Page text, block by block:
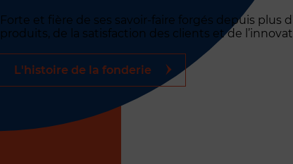
Forte et fière de ses savoir-faire forgés depuis plus
produits, de la satisfaction des clients et de
L'histoire de la fonderie